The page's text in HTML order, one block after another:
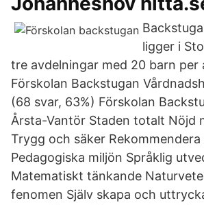
ligger i
tre avdelningar med 20 barn per
Förskolan Backstugan
(68 svar, 63%) Förskolan
Årsta-Vantör Staden totalt Nöjd
Trygg och säker
Pedagogiska miljön Språklig
Matematiskt tänkande
fenomen Själv skapa och